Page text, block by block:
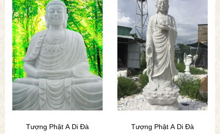
Tượng Phật A Di Đà Tượng Phật A Di Đà